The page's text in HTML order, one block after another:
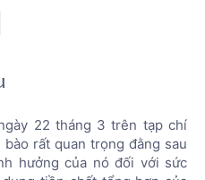
22 tháng 3 trên tạp chí
rất quan trọng đằng sau
hưởng của nó đối với sức